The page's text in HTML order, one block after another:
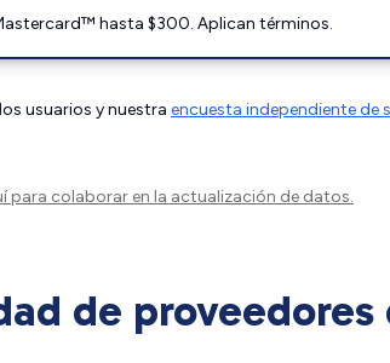
hasta $300. Aplican términos.
usuarios y nuestra encuesta independiente de
para colaborar en la actualización de datos.
de proveedores